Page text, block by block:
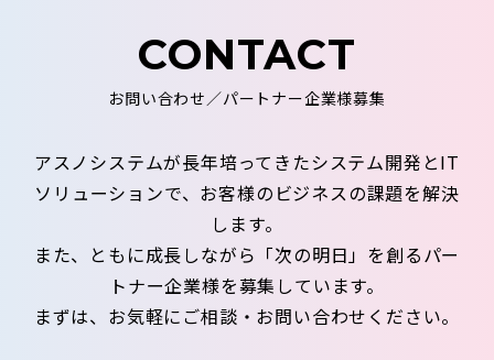
CONTACT
お問い合わせ／パートナー企業様募集
アスノシステムが長年培ってきたシステム開発とIT
ソリューションで、お客様のビジネスの課題を解決
します。
また、ともに成長しながら「次の明日」を創るパー
トナー企業様を募集しています。
まずは、お気軽にご相談・お問い合わせください。